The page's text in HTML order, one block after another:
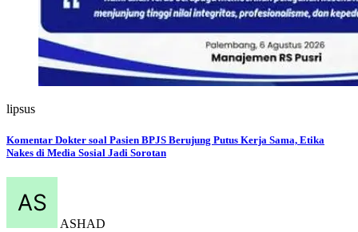
lipsus
Komentar Dokter soal Pasien BPJS Berujung Putus Kerja Sama, Etika
Nakes di Media Sosial Jadi Sorotan
ASHAD